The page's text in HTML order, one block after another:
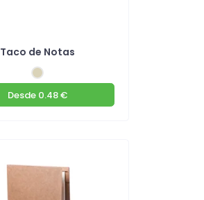
Taco de Notas
Desde 0.48 €